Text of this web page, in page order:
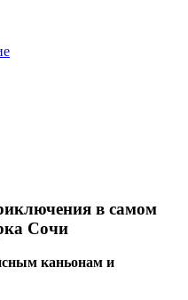
в самом
Сочи
каньонам и